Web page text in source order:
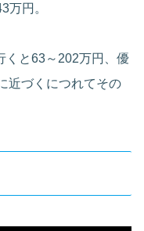
万円。
くと63～202万円、優
近づくにつれてその